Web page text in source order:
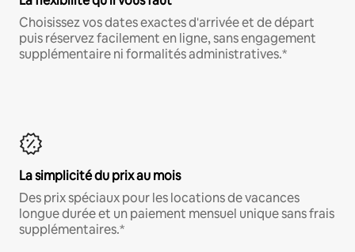
Choisissez vos dates exactes d'arrivée et de départ
puis réservez facilement en ligne, sans engagement
supplémentaire ni formalités administratives.*
La simplicité du prix au mois
Des prix spéciaux pour les locations de vacances
longue durée et un paiement mensuel unique sans frais
supplémentaires.*